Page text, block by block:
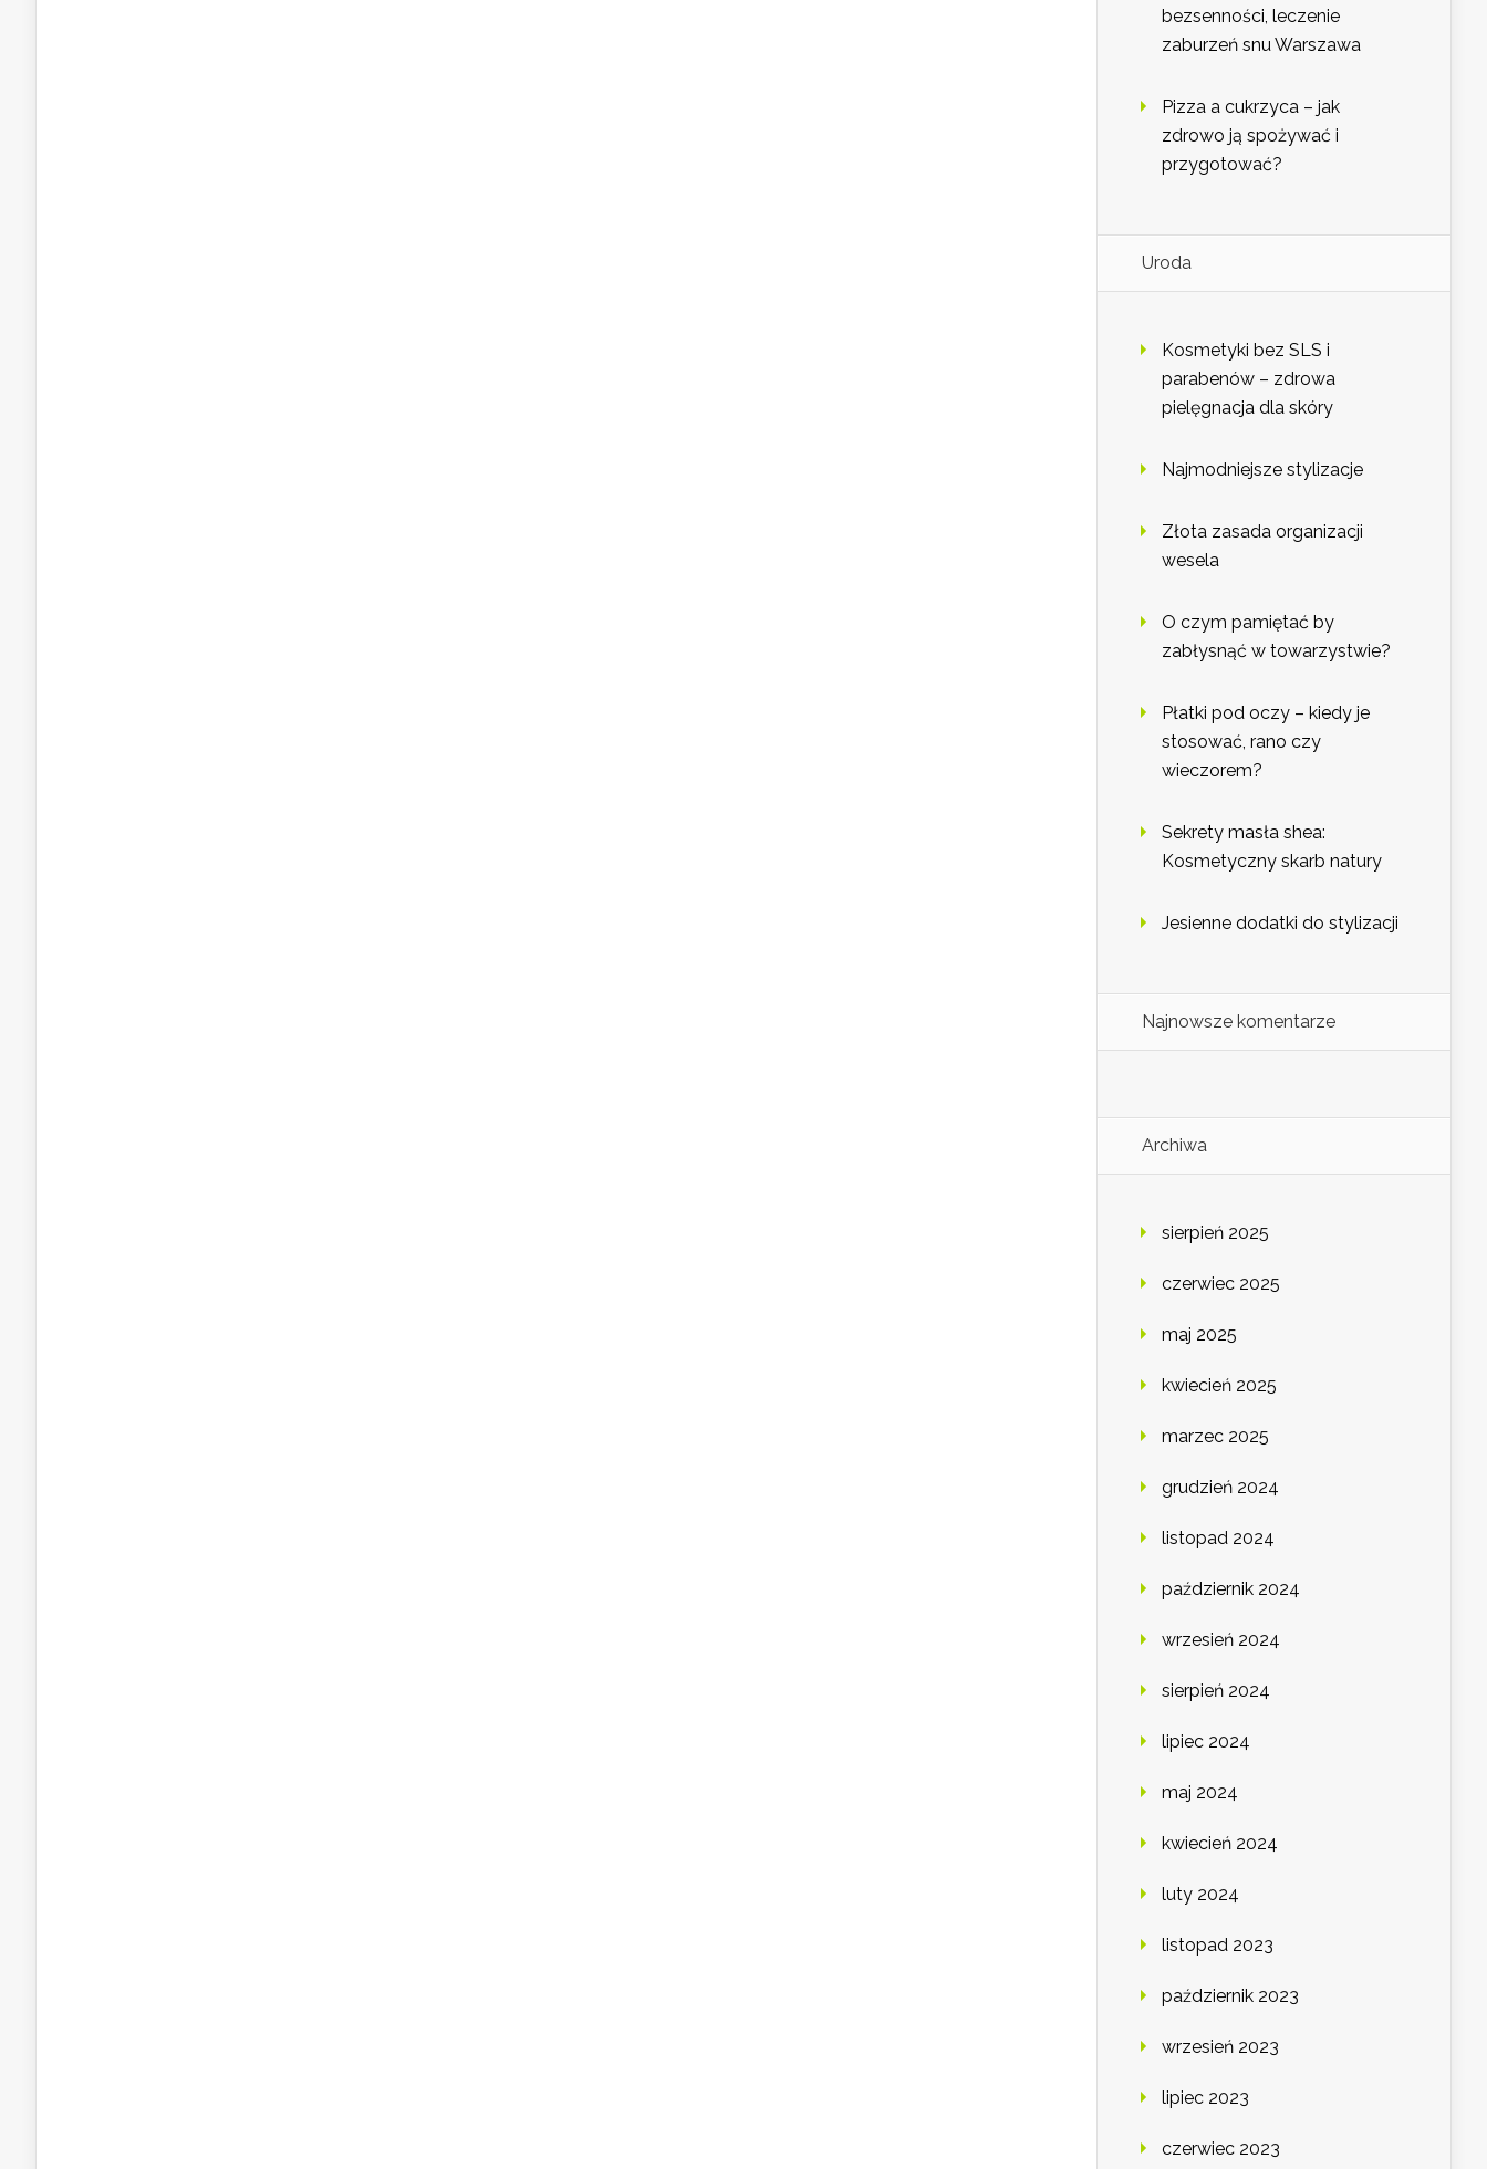
bezsenności, leczenie
zaburzeń snu Warszawa
Pizza a cukrzyca – jak
zdrowo ją spożywać i
przygotować?
Uroda
Kosmetyki bez SLS i
parabenów – zdrowa
pielęgnacja dla skóry
Najmodniejsze stylizacje
Złota zasada organizacji
wesela
O czym pamiętać by
zabłysnąć w towarzystwie?
Płatki pod oczy – kiedy je
stosować, rano czy
wieczorem?
Sekrety masła shea:
Kosmetyczny skarb natury
Jesienne dodatki do stylizacji
Najnowsze komentarze
Archiwa
sierpień 2025
czerwiec 2025
maj 2025
kwiecień 2025
marzec 2025
grudzień 2024
listopad 2024
październik 2024
wrzesień 2024
sierpień 2024
lipiec 2024
maj 2024
kwiecień 2024
luty 2024
listopad 2023
październik 2023
wrzesień 2023
lipiec 2023
czerwiec 2023